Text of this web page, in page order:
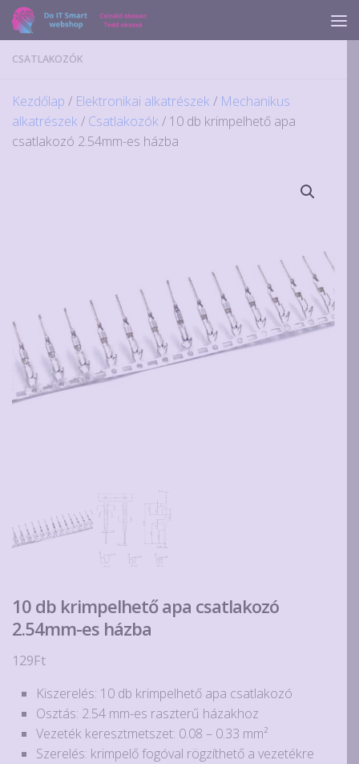
Skip to content
CSATLAKOZÓK
Kezdőlap / Elektronikai alkatrészek / Mechanikus
alkatrészek / Csatlakozók / 10 db krimpelhető apa
csatlakozó 2.54mm-es házba
10 db krimpelhető apa csatlakozó
2.54mm-es házba
129Ft
Kiszerelés: 10 db krimpelhető apa csatlakozó
Osztás: 2.54 mm-es raszterű házakhoz
Vezeték keresztmetszet: 0.08 – 0.33 mm²
Szerelés: krimpelő fogóval rögzíthető a vezetékre